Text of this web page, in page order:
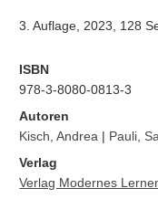
3. Auflage, 2023, 128
ISBN
978-3-8080-0813-3
Autoren
Kisch, Andrea | Pauli,
Verlag
Verlag Modernes